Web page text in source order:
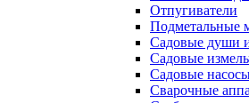
Отпугиватели
Подметальные
Садовые души
Садовые
Садовые
Сварочные